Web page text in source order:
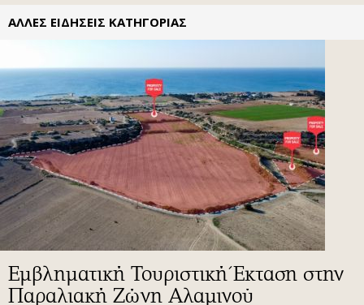
ΑΛΛΕΣ ΕΙΔΗΣΕΙΣ ΚΑΤΗΓΟΡΙΑΣ
Εμβληματική Τουριστική Έκταση στην
Παραλιακή Ζώνη Αλαμινού